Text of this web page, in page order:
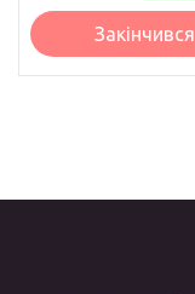
Закінчився